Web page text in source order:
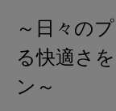
～日々の
る快適さ
ン～